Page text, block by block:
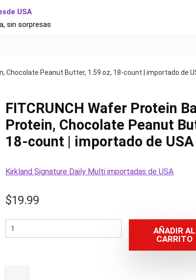
USA
sin sorpresas
Chocolate Peanut Butter, 1.59 oz, 18-count | importado de
FITCRUNCH Wafer Protein
Protein, Chocolate Peanut
18-count | importado de USA
Kirkland Signature Daily Multi importadas de USA
$19.99
AÑADIR AL
CARRITO